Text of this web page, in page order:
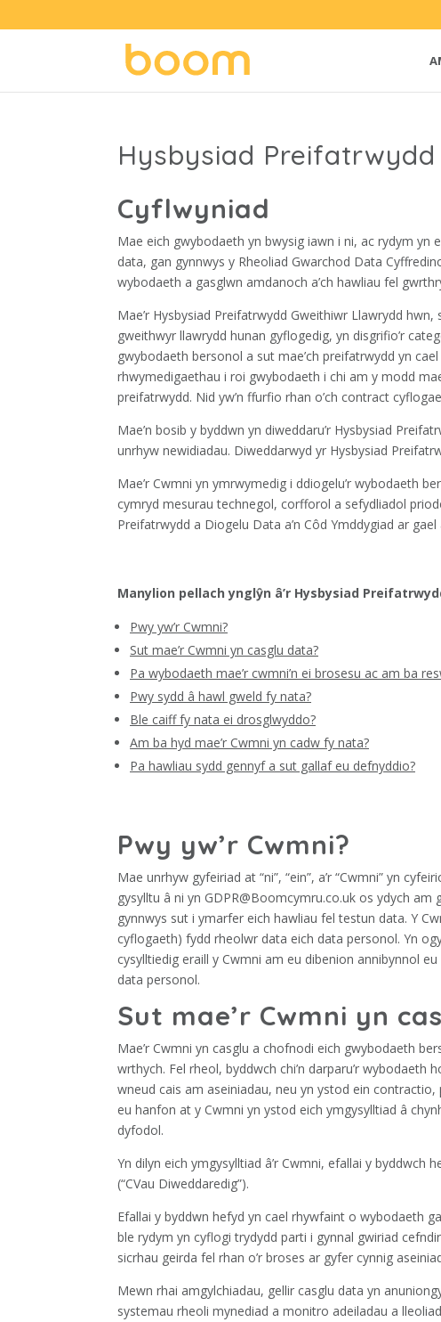
Hysbysiad
Cyflwyniad
Mae eich gwybodaeth yn bwysig iawn i ni, ac rydym
data, gan gynnwys y Rheoliad Gwarchod Data
wybodaeth a gasglwn amdanoch a’ch hawliau fel
Mae’r Hysbysiad Preifatrwydd Gweithiwr Llawrydd
gweithwyr llawrydd hunan gyflogedig, yn disgrifio’r
gwybodaeth bersonol a sut mae’ch preifatrwydd yn
rhwymedigaethau i roi gwybodaeth i chi am y modd
preifatrwydd. Nid yw’n ffurfio rhan o’ch contract
Mae’n bosib y byddwn yn diweddaru’r Hysbysiad
unrhyw newidiadau. Diweddarwyd yr Hysbysiad
Mae’r Cwmni yn ymrwymedig i ddiogelu’r wybodaeth
cymryd mesurau technegol, corfforol a sefydliadol
Preifatrwydd a Diogelu Data a’n Côd Ymddygiad ar
Manylion pellach ynglŷn â’r Hysbysiad
Pwy yw’r Cwmni?
Sut mae’r Cwmni yn casglu data?
Pa wybodaeth mae’r cwmni’n ei brosesu ac am ba
Pwy sydd â hawl gweld fy nata?
Ble caiff fy nata ei drosglwyddo?
Am ba hyd mae’r Cwmni yn cadw fy nata?
Pa hawliau sydd gennyf a sut gallaf eu defnyddio?
Pwy yw’r Cwmni?
Mae unrhyw gyfeiriad at “ni”, “ein”, a’r “Cwmni” yn
gysylltu â ni yn GDPR@Boomcymru.co.uk os ydych
gynnwys sut i ymarfer eich hawliau fel testun data. Y
cyflogaeth) fydd rheolwr data eich data personol. Yn
cysylltiedig eraill y Cwmni am eu dibenion annibynnol
data personol.
Sut mae’r Cwmni yn
Mae’r Cwmni yn casglu a chofnodi eich gwybodaeth
wrthych. Fel rheol, byddwch chi’n darparu’r wybodaeth
wneud cais am aseiniadau, neu yn ystod ein
eu hanfon at y Cwmni yn ystod eich ymgysylltiad â
dyfodol.
Yn dilyn eich ymgysylltiad â’r Cwmni, efallai y byddwch
(“CVau Diweddaredig”).
Efallai y byddwn hefyd yn cael rhywfaint o wybodaeth
ble rydym yn cyflogi trydydd parti i gynnal gwiriad
sicrhau geirda fel rhan o’r broses ar gyfer cynnig
Mewn rhai amgylchiadau, gellir casglu data yn
systemau rheoli mynediad a monitro adeiladau a